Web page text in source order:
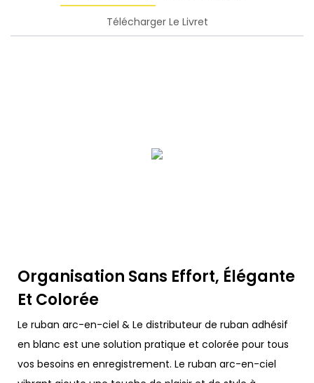
Télécharger Le Livret
Organisation Sans Effort, Élégante
Et Colorée
Le ruban arc-en-ciel & Le distributeur de ruban adhésif
en blanc est une solution pratique et colorée pour tous
vos besoins en enregistrement. Le ruban arc-en-ciel